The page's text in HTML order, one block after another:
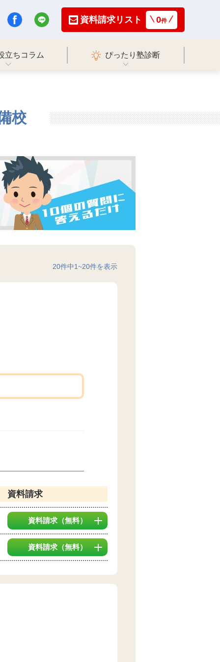
資料請求リスト 0件
立ちコラム ぴったり塾診断
校
20件中1~20件を表示
資料請求
資料請求 （無料）
資料請求 （無料）